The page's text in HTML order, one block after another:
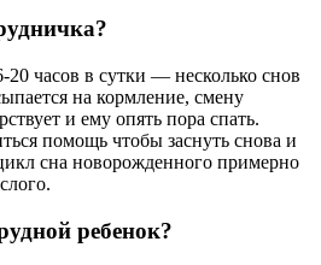
часов в сутки — несколько снов
на кормление, смену
и ему опять пора спать.
помощь чтобы заснуть снова и
сна новорожденного примерно
ребенок?